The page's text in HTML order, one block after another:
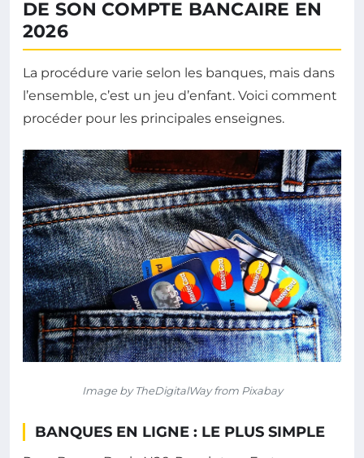
DE SON COMPTE BANCAIRE EN
2026
La procédure varie selon les banques, mais dans
l’ensemble, c’est un jeu d’enfant. Voici comment
procéder pour les principales enseignes.
Image by TheDigitalWay from Pixabay
BANQUES EN LIGNE : LE PLUS SIMPLE